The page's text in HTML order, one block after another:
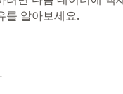
를 알아보세요.